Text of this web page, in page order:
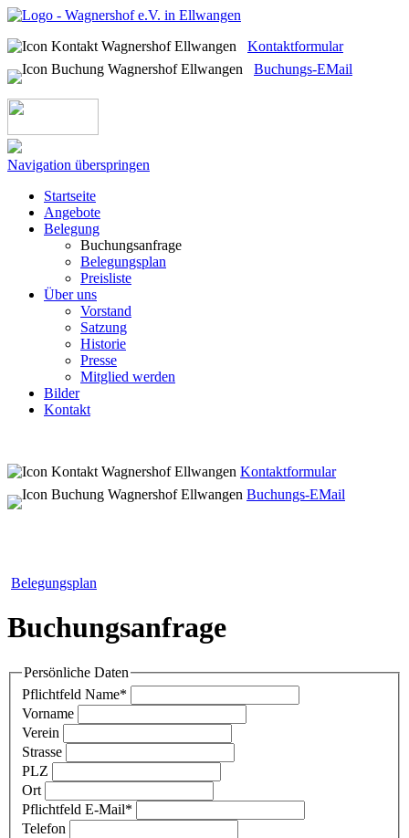
Kontaktformular
Buchungs-EMail
Navigation überspringen
Startseite
Angebote
Belegung
Buchungsanfrage
Belegungsplan
Preisliste
Über uns
Vorstand
Satzung
Historie
Presse
Mitglied werden
Bilder
Kontakt
Kontaktformular
Buchungs-EMail
Belegungsplan
Buchungsanfrage
Persönliche Daten
Pflichtfeld Name*
Vorname
Verein
Strasse
PLZ
Ort
Pflichtfeld E-Mail*
Telefon